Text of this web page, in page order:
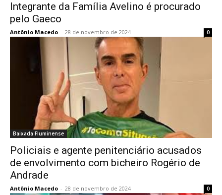
Integrante da Família Avelino é procurado
pelo Gaeco
Antônio Macedo - 28 de novembro de 2024 0
Baixada Fluminense
Policiais e agente penitenciário acusados
de envolvimento com bicheiro Rogério de
Andrade
Antônio Macedo - 28 de novembro de 2024 0